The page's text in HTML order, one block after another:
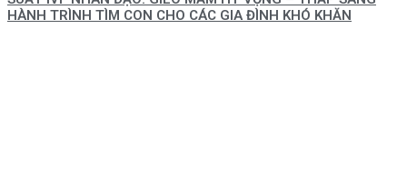
HÀNH TRÌNH TÌM CON CHO CÁC GIA ĐÌNH KHÓ KHĂN